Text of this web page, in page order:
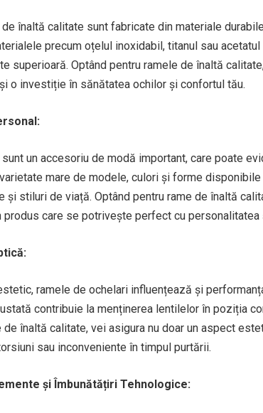
de înaltă calitate sunt fabricate din materiale
precum oțelul inoxidabil, titanul sau
superioară. Optând pentru ramele de înaltă
o investiție în sănătatea ochilor și confortul tău.
un accesoriu de modă important, care poate
mare de modele, culori și forme
stiluri de viață. Optând pentru rame de înaltă
produs care se potrivește perfect cu personalitatea
ramele de ochelari influențează și
contribuie la menținerea lentilelor în poziția
de înaltă calitate, vei asigura nu doar un aspect
sau inconveniente în timpul purtării.
și Îmbunătățiri Tehnologice: